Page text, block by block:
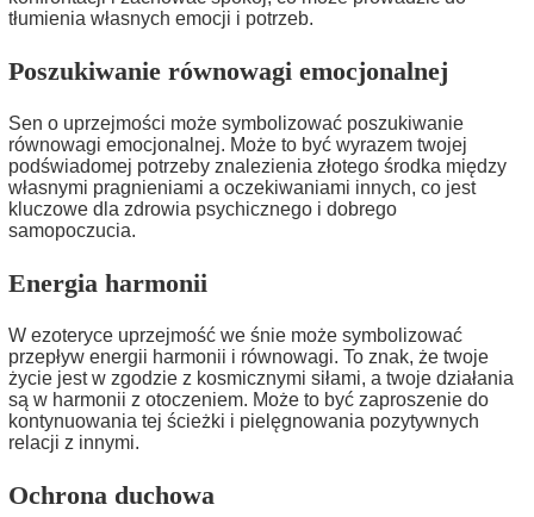
tłumienia własnych emocji i potrzeb.
Poszukiwanie równowagi emocjonalnej
Sen o uprzejmości może symbolizować poszukiwanie
równowagi emocjonalnej. Może to być wyrazem twojej
podświadomej potrzeby znalezienia złotego środka między
własnymi pragnieniami a oczekiwaniami innych, co jest
kluczowe dla zdrowia psychicznego i dobrego
samopoczucia.
Energia harmonii
W ezoteryce uprzejmość we śnie może symbolizować
przepływ energii harmonii i równowagi. To znak, że twoje
życie jest w zgodzie z kosmicznymi siłami, a twoje działania
są w harmonii z otoczeniem. Może to być zaproszenie do
kontynuowania tej ścieżki i pielęgnowania pozytywnych
relacji z innymi.
Ochrona duchowa